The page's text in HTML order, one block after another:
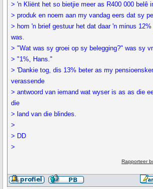
> 'n Kliënt het so bietjie meer as R400 000 belê
> produk en noem aan my vandag eers dat sy
> hom 'n brief gestuur het dat daar 'n minus
was.
> "Wat was sy groei op sy belegging?" was sy
> "1%, Hans."
> 'Dankie tog, dis 13% beter as my
verassende
> antwoord van iemand wat wyser is as as die
die
> land van die blindes.
>
> DD
>
Rapporteer